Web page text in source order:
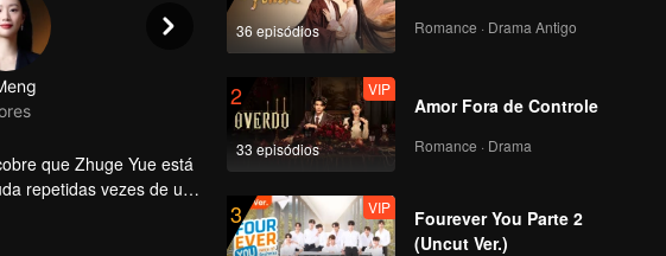
que Zhuge Yue está
repetidas vezes de um
possa estar vivo.
36 episódios Romance · Drama Antigo
2
33 episódios
VIP
Amor Fora de Controle
Romance · Drama
3 VIP
Fourever You Parte 2
(Uncut Ver.)